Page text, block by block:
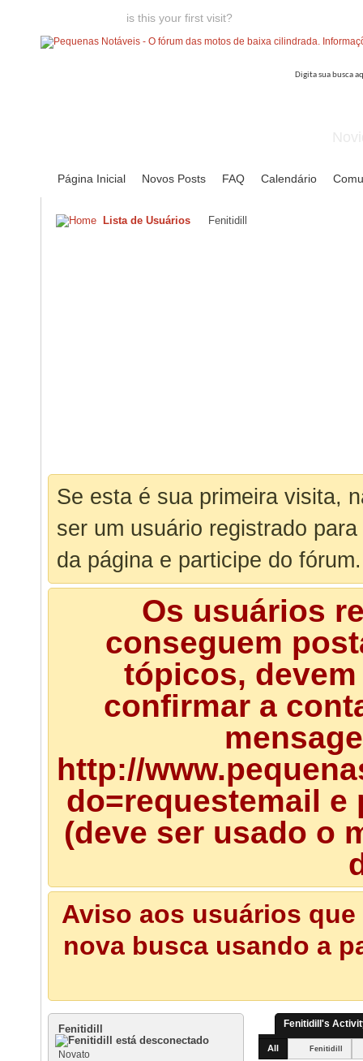
is this your first visit?
Página Inicial Novos Posts FAQ Calendário
Lista de Usuários Fenitidill
Se esta é sua primeira visita,
ser um usuário registrado
da página e participe do fórum.
Os usuários
conseguem
tópicos,
confirmar a
http://
do=requestemail
(deve ser usado o
Aviso aos usuários
nova busca usando a
Fenitidill
Novato
Fenitidill's
All Fenitidill